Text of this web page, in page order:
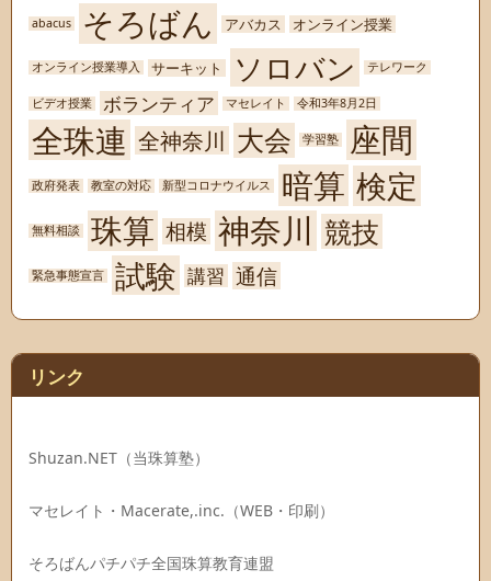
abacus そろばん アバカス オンライン授業
オンライン授業導入 サーキット ソロバン テレワーク
ビデオ授業 ボランティア マセレイト 令和3年8月2日
全珠連 全神奈川 大会 学習塾 座間
政府発表 教室の対応 新型コロナウイルス 暗算 検定
無料相談 珠算 相模 神奈川 競技
緊急事態宣言 試験 講習 通信
リンク
Shuzan.NET（当珠算塾）
マセレイト・Macerate,.inc.（WEB・印刷）
そろばんパチパチ全国珠算教育連盟